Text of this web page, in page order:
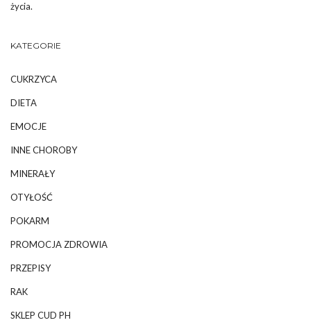
życia.
KATEGORIE
CUKRZYCA
DIETA
EMOCJE
INNE CHOROBY
MINERAŁY
OTYŁOŚĆ
POKARM
PROMOCJA ZDROWIA
PRZEPISY
RAK
SKLEP CUD PH